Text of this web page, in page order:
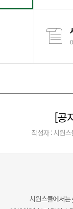
[공
작성자 : 시원스
시원스쿨에서는